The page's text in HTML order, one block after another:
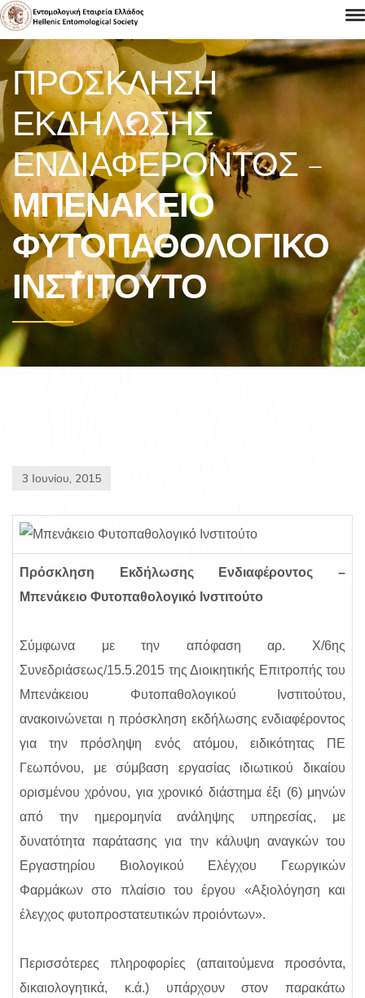
ΠΡΌΣΚΛΗΣΗ
ΕΚΔΉΛΩΣΗΣ
ΕΝΔΙΑΦΈΡΟΝΤΟΣ –
ΜΠΕΝΆΚΕΙΟ
ΦΥΤΟΠΑΘΟΛΟΓΙΚΌ
ΙΝΣΤΙΤΟΎΤΟ
3 Ιουνίου, 2015
Πρόσκληση Εκδήλωσης Ενδιαφέροντος –
Μπενάκειο Φυτοπαθολογικό Ινστιτούτο
Σύμφωνα με την απόφαση αρ. Χ/6ης
Συνεδριάσεως/15.5.2015 της Διοικητικής Επιτροπής του
Μπενάκειου Φυτοπαθολογικού Ινστιτούτου,
ανακοινώνεται η πρόσκληση εκδήλωσης ενδιαφέροντος
για την πρόσληψη ενός ατόμου, ειδικότητας ΠΕ
Γεωπόνου, με σύμβαση εργασίας ιδιωτικού δικαίου
ορισμένου χρόνου, για χρονικό διάστημα έξι (6) μηνών
από την ημερομηνία ανάληψης υπηρεσίας, με
δυνατότητα παράτασης για την κάλυψη αναγκών του
Εργαστηρίου Βιολογικού Ελέγχου Γεωργικών
Φαρμάκων στο πλαίσιο του έργου «Αξιολόγηση και
έλεγχος φυτοπροστατευτικών προιόντων».
Περισσότερες πληροφορίες (απαιτούμενα προσόντα,
δικαιολογητικά, κ.ά.) υπάρχουν στον παρακάτω